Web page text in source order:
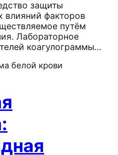
защиты
влияний факторов
путём
Лабораторное
коагулограммы…